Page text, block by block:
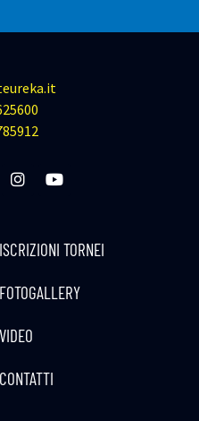
ISCRIZIONI TORNEI
FOTOGALLERY
VIDEO
CONTATTI